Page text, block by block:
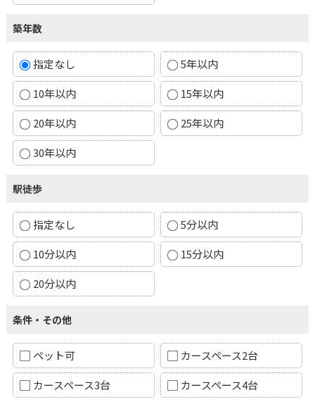
築年数
指定なし
5年以内
10年以内
15年以内
20年以内
25年以内
30年以内
駅徒歩
指定なし
5分以内
10分以内
15分以内
20分以内
条件・その他
ペット可
カースペース2台
カースペース3台
カースペース4台